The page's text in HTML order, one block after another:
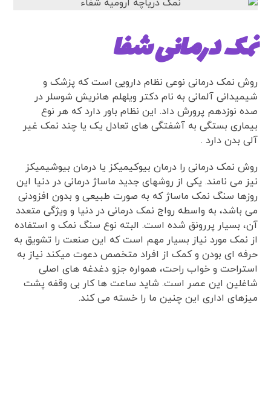
نمک درمانی شفا
روش نمک درمانی نوعی نظام دارویی است که پزشک و
شیمیدانی آلمانی به نام دکتر ویلهلم هانریش شوسلر در
صده نوزدهم پرورش داد. این نظام باور دارد که هر نوع
بیماری بستگی به آشفتگی های تعادل یک یا چند نمک غیر
آلی بدن دارد .
روش نمک درمانی را درمان بیوکیمیکز یا درمان بیوشیمیکز
نیز می نامند. یکی از روشهای جدید ماساژ درمانی در دنیا این
روزها سنگ نمک ماساژ که به صورت طبیعی و بدون افزودنی
می باشد، به واسطه رواج نمک درمانی در دنیا و ویژگی متعدد
آن، بسیار پررونق شده است. البته نوع سنگ نمک و استفاده
از نمک مورد نیاز بسیار مهم است که این صنعت را تشویق به
حرفه ای بودن و کمک از افراد متخصص دعوت میکند نیاز به
استراحت و خواب راحت، همواره جزو دغدغه های اصلی
شاغلین این عصر است. شاید ساعت ها کار بی وقفه پشت
میزهای اداری این چنین ما را خسته می کند.